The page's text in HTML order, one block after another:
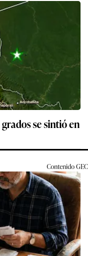
se sintió en
ContenidoGEC